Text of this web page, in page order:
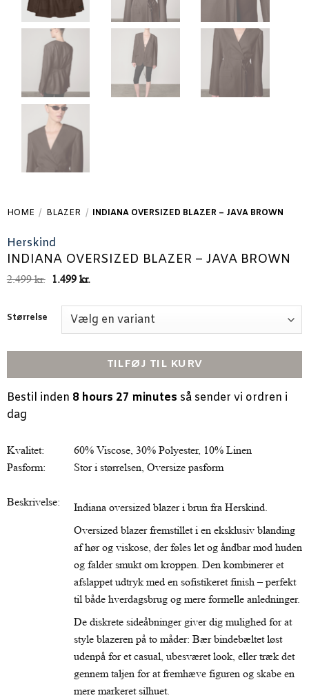
HOME / BLAZER / INDIANA OVERSIZED BLAZER – JAVA BROWN
Herskind
INDIANA OVERSIZED BLAZER – JAVA BROWN
2.499kr.
Den
2.499 kr..
1.499 kr.
er:
1.499 kr..
Størrelse
TILFØJ TIL KURV
Bestil inden 8 hours 27 minutes så sender vi ordren i
dag
Kvalitet:
Pasform:
Beskrivelse:
60% Viscose, 30% Polyester, 10% Linen
Stor i størrelsen, Oversize pasform
Indiana oversized blazer i brun fra Herskind.
Oversized blazer fremstillet i en eksklusiv blanding
af hør og viskose, der føles let og åndbar mod huden
og falder smukt om kroppen. Den kombinerer et
afslappet udtryk med en sofistikeret finish – perfekt
til både hverdagsbrug og mere formelle anledninger.
De diskrete sideåbninger giver dig mulighed for at
style blazeren på to måder: Bær bindebæltet løst
udenpå for et casual, ubesværet look, eller træk det
gennem taljen for at fremhæve figuren og skabe en
mere markeret silhuet.